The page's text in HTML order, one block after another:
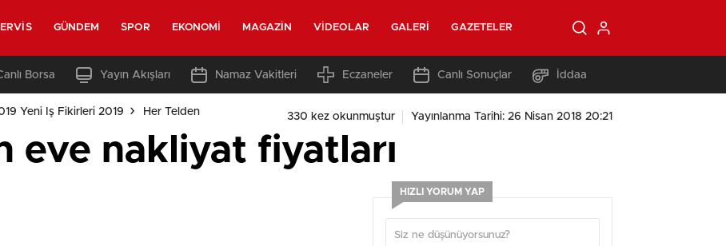
GÜNDEM SPOR EKONOMI MAGAZIN VIDEOLAR GALERI GAZETELER
Borsa Yayın Akışları Namaz Vakitleri Eczaneler Canlı Sonuçlar İddaa
Yeni Iş Fikirleri 2019 Her Telden 330 kez okunmuştur Yayınlanma Tarihi: 26 Nisan 2018 20:21
eve nakliyat fiyatları
HIZLI YORUM YAP